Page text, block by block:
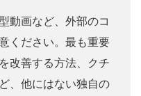
動画など、外部のコ
ください。最も重要
改善する方法、クチ
、他にはない独自の